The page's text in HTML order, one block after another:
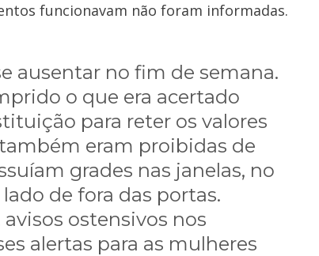
funcionavam não foram informadas.
ausentar no fim de semana.
o que era acertado
para reter os valores
eram proibidas de
grades nas janelas, no
de fora das portas.
ostensivos nos
alertas para as mulheres